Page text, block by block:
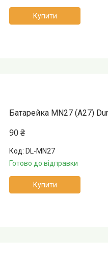
Купити
Батарейка MN27 (A27)
90 ₴
DL-MN27
Готово до відправки
Купити